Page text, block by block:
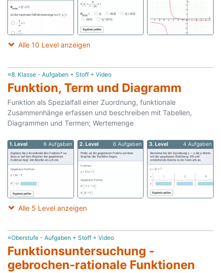
Alle 10 Level anzeigen
≈8. Klasse - Aufgaben + Stoff + Video
Funktion, Term und Diagramm
Funktion als Spezialfall einer Zuordnung, funktionale
Zusammenhänge erfassen und beschreiben mit Tabellen,
Diagrammen und Termen; Wertemenge
1. Level 6 Aufgaben 2. Level 6 Aufgaben 3. Level 4 Aufgaben
Alle 5 Level anzeigen
≈Oberstufe - Aufgaben + Stoff + Video
Funktionsuntersuchung -
gebrochen-rationale Funktionen